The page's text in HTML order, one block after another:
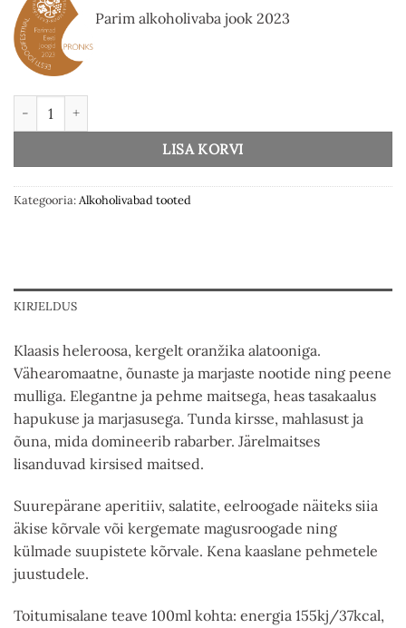
Parim alkoholivaba jook 2023
Rabarberi mullijook (5pdl) kogus
LISA KORVI
Kategooria:Alkoholivabad tooted
KIRJELDUS
Klaasis heleroosa, kergelt oranžika alatooniga.
Vähearomaatne, õunaste ja marjaste nootide ning peene
mulliga. Elegantne ja pehme maitsega, heas tasakaalus
hapukuse ja marjasusega. Tunda kirsse, mahlasust ja
õuna, mida domineerib rabarber. Järelmaitses
lisanduvad kirsised maitsed.
Suurepärane aperitiiv, salatite, eelroogade näiteks siia
äkise kõrvale või kergemate magusroogade ning
külmade suupistete kõrvale. Kena kaaslane pehmetele
juustudele.
Toitumisalane teave 100ml kohta: energia 155kj/37kcal,